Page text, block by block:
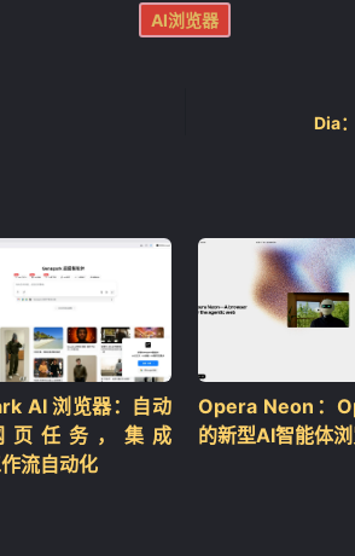
AI浏览器
Dia
AI 浏览器：自动
页任务，集成
流自动化
Opera Neon：
的新型AI智能体